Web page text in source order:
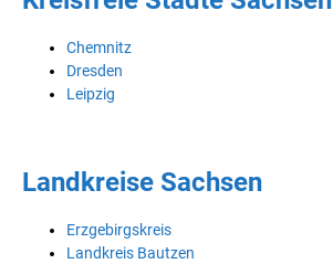
Chemnitz
Dresden
Leipzig
Landkreise Sachsen
Erzgebirgskreis
Landkreis Bautzen